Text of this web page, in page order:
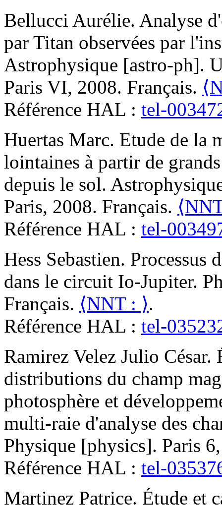
Bellucci Aurélie. Analyse
par Titan observées par
Astrophysique [astro-ph].
Paris VI, 2008. Français.
Référence HAL : tel-
Huertas Marc. Etude de la
lointaines à partir de
depuis le sol.
Paris, 2008. Français.
Référence HAL : tel-
Hess Sebastien. Processus
dans le circuit Io-Jupiter.
Français. ⟨NNT : ⟩.
Référence HAL : tel-
Ramirez Velez Julio César.
distributions du champ
photosphère et
multi-raie d'analyse des
Physique [physics]. Paris
Référence HAL : tel-
Martinez Patrice. Étude et